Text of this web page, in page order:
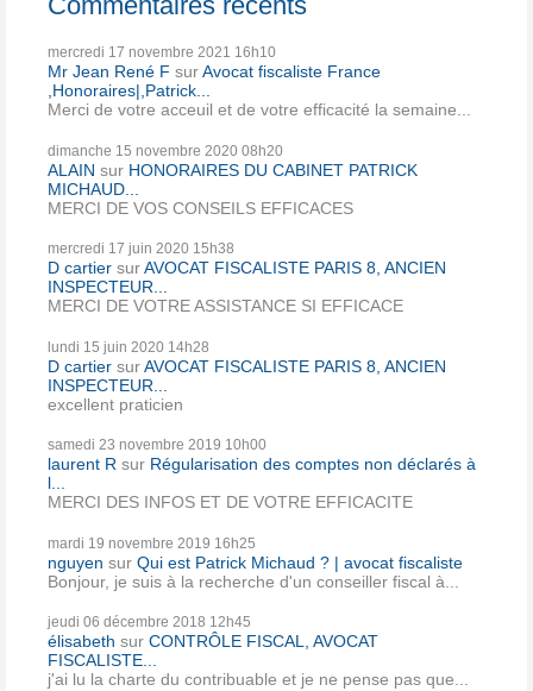
mercredi 17 novembre 2021 16h10
Mr Jean René F surAvocat fiscaliste France
,Honoraires|,Patrick...
Merci de votre acceuil et de votre efficacité la semaine...
dimanche 15 novembre 2020 08h20
ALAIN sur HONORAIRES DU CABINET PATRICK
MICHAUD...
MERCI DE VOS CONSEILS EFFICACES
mercredi 17 juin 2020 15h38
D cartier surAVOCAT FISCALISTE PARIS 8, ANCIEN
INSPECTEUR...
MERCI DE VOTRE ASSISTANCE SI EFFICACE
lundi 15 juin 2020 14h28
D cartier surAVOCAT FISCALISTE PARIS 8, ANCIEN
INSPECTEUR...
excellent praticien
samedi 23 novembre 2019 10h00
laurent R sur Régularisation des comptes non déclarés à
l...
MERCI DES INFOS ET DE VOTRE EFFICACITE
mardi 19 novembre 2019 16h25
nguyen sur Qui est Patrick Michaud ? | avocat fiscaliste
Bonjour, je suis à la recherche d'un conseiller fiscal à...
jeudi 06 décembre 2018 12h45
élisabeth sur CONTRÔLE FISCAL, AVOCAT
FISCALISTE...
j'ai lu la charte du contribuable et je ne pense pas que...